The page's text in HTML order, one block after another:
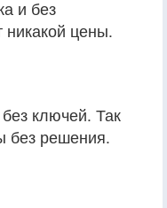
и без
никакой цены.
ключей. Так
без решения.